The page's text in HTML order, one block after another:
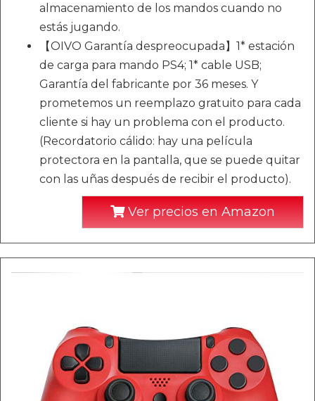
almacenamiento de los mandos cuando no
estás jugando.
【OIVO Garantía despreocupada】1* estación
de carga para mando PS4; 1* cable USB;
Garantía del fabricante por 36 meses. Y
prometemos un reemplazo gratuito para cada
cliente si hay un problema con el producto.
(Recordatorio cálido: hay una película
protectora en la pantalla, que se puede quitar
con las uñas después de recibir el producto).
Ver precios en Amazon